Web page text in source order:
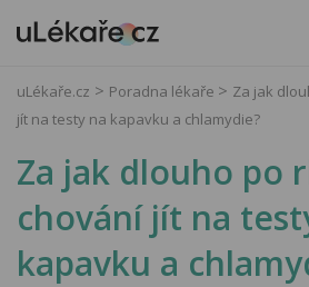
uLékaře.cz Poradna lékaře
Za jak
jít na testy na kapavku a chlamydie?
Za jak dlouho po
chování jít na
kapavku a